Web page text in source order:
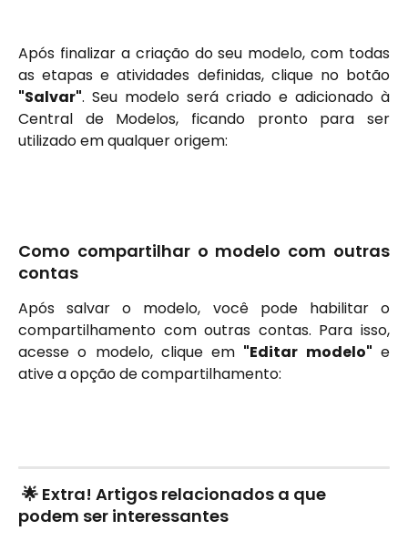
Após finalizar a criação do seu modelo, com todas
as etapas e atividades definidas, clique no botão
"Salvar". Seu modelo será criado e adicionado à
Central de Modelos, ficando pronto para ser
utilizado em qualquer origem:
Como compartilhar o modelo com outras
contas
Após salvar o modelo, você pode habilitar o
compartilhamento com outras contas. Para isso,
acesse o modelo, clique em "Editar modelo" e
ative a opção de compartilhamento:
podem ser interessantes